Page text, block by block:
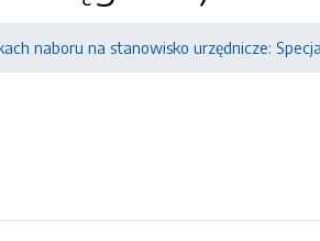
naboru na stanowisko urzędnicze: